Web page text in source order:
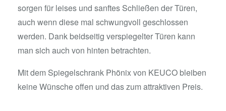
sorgen für leises und sanftes Schließen der Türen,
auch wenn diese mal schwungvoll geschlossen
werden. Dank beidseitig verspiegelter Türen kann
man sich auch von hinten betrachten.
Mit dem Spiegelschrank Phönix von KEUCO bleiben
keine Wünsche offen und das zum attraktiven Preis.